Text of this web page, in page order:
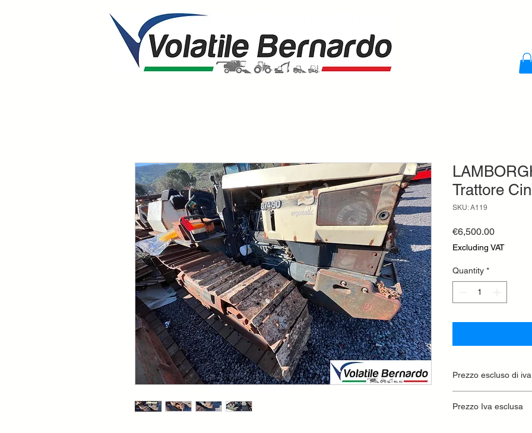
Trattore
SKU: A119
€6,500.00Price
Excluding VAT
Quantity *
Prezzo escluso di iva.
Prezzo Iva esclusa